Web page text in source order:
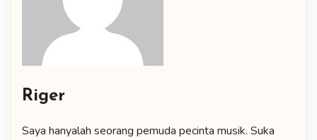
Riger
Saya hanyalah seorang pemuda pecinta musik. Suka